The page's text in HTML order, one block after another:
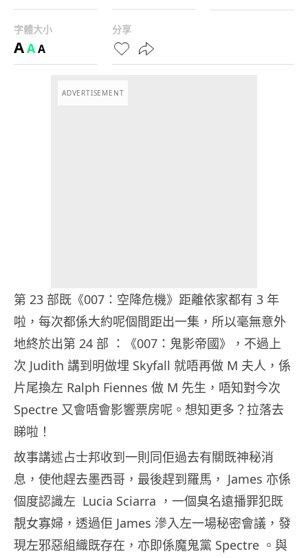
字體大小
AAA
分享
ADVERTISEMENT
第 23 部既《007：空降危機》距離依家都有 3 年
啦，每次都係大約呢個間距出一集，所以毫無意外
地終於出第 24 部 ：《007：鬼影帝國》，不過上
次 Judith 講到明做埋 Skyfall 就唔再做 M 夫人，係
片尾換左 Ralph Fiennes 做 M 先生，唔知對今次
Spectre 又會唔會影響票房呢。想知更多？拉落去
睇啦！
故事講述占士邦收到一則同佢過去有關既神秘消
息，使他趕去墨西哥，最後趕到羅馬， James 亦係
個度認識左 Lucia Sciarra ，一個臭名遠播罪犯既
靚女寡婦，透過佢 James 滲入左一場秘密會議，發
現左邪惡組織既存在，亦即係魔鬼黨 Spectre 。與